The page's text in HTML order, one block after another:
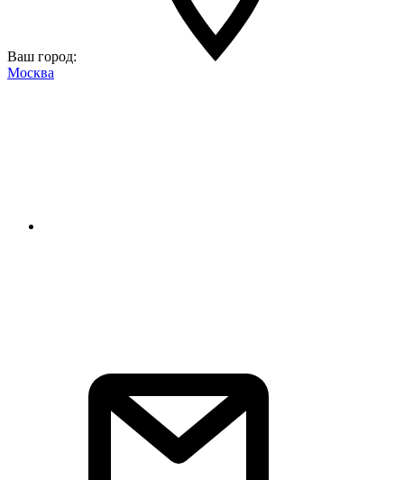
Ваш город:
Москва